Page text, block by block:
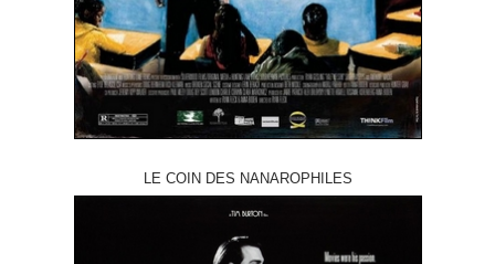
LE COIN DES NANAROPHILES